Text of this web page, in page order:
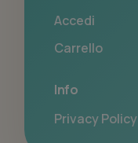
Accedi
Carrello
Info
Privacy Policy